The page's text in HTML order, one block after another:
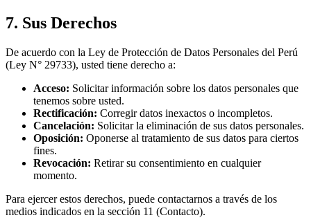
7. Sus Derechos
De acuerdo con la Ley de Protección de Datos Personales del Perú
(Ley N° 29733), usted tiene derecho a:
Acceso: Solicitar información sobre los datos personales que
tenemos sobre usted.
Rectificación: Corregir datos inexactos o incompletos.
Cancelación: Solicitar la eliminación de sus datos personales.
Oposición: Oponerse al tratamiento de sus datos para ciertos
fines.
Revocación: Retirar su consentimiento en cualquier
momento.
Para ejercer estos derechos, puede contactarnos a través de los
medios indicados en la sección 11 (Contacto).